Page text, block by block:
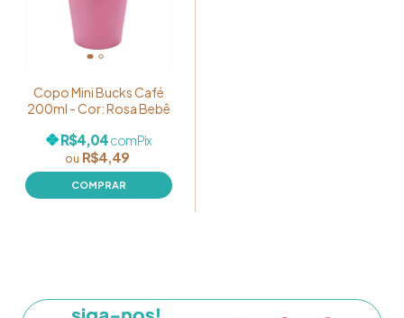
Copo Mini Bucks Café
200ml - Cor: Rosa Bebê
R$4,49
R$4,04comPix